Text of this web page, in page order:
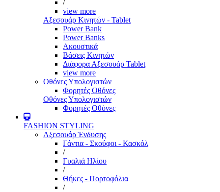
/
view more
Αξεσουάρ Κινητών - Tablet
Power Bank
Power Banks
Ακουστικά
Βάσεις Κινητών
Διάφορα Αξεσουάρ Tablet
view more
Οθόνες Υπολογιστών
Φορητές Οθόνες
Οθόνες Υπολογιστών
Φορητές Οθόνες
FASHION STYLING
Αξεσουάρ Ένδυσης
Γάντια - Σκούφοι - Κασκόλ
/
Γυαλιά Ηλίου
/
Θήκες - Πορτοφόλια
/